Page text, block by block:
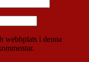
webbplats i denna